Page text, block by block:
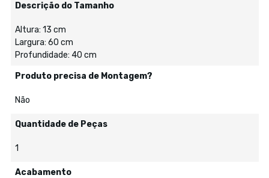
Descrição do Tamanho
Altura: 13 cm
Largura: 60 cm
Profundidade: 40 cm
Produto precisa de Montagem?
Não
Quantidade de Peças
1
Acabamento